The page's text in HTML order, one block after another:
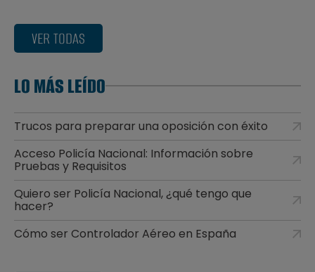
VER TODAS
LO MÁS LEÍDO
Trucos para preparar una oposición con éxito
Acceso Policía Nacional: Información sobre
Pruebas y Requisitos
Quiero ser Policía Nacional, ¿qué tengo que
hacer?
Cómo ser Controlador Aéreo en España